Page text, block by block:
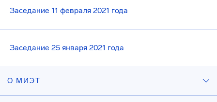
Заседание 11 февраля 2021 года
Заседание 25 января 2021 года
О МИЭТ